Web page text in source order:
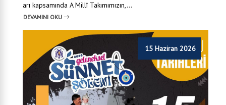
arı kapsamında A Millî Takımımızın,...
DEVAMINI OKU
15 Haziran 2026